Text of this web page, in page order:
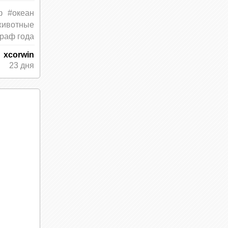
в
#океан
года
xcorwin
23 дня